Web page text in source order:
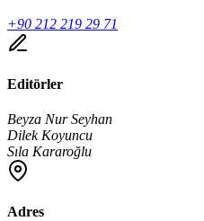
+90 212 219 29 71
Editörler
Beyza Nur Seyhan
Dilek Koyuncu
Sıla Kararoğlu
Adres